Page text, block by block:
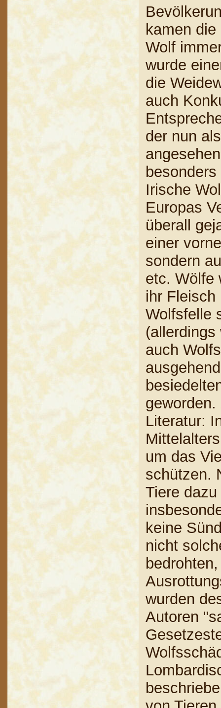
kamen
Wolf
wurde
die
auch
der nun
Irische
Europas
überall
einer
sondern
etc. Wölfe
ihr Fleisch
Wolfsfelle
auch
Literatur:
um das
schützen.
Tiere
keine
nicht
wurden
Autoren